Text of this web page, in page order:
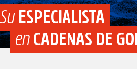
SuESPECIALISTA
enCADENAS DE